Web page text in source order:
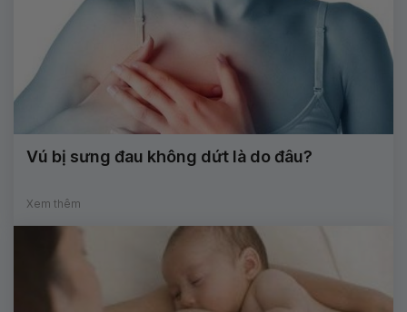
Vú bị sưng đau không dứt là do đâu?
Xem thêm